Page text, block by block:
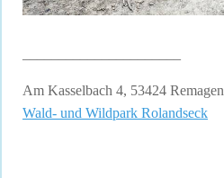
Am Kasselbach 4, 53424 Remagen
Wald- und Wildpark Rolandseck